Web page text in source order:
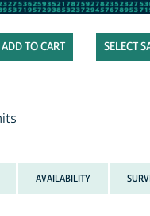
SELECT
AVAILABILITY